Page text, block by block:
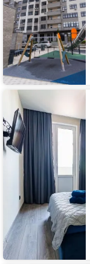
Апартаменты
на
Революции
от
LetoApart